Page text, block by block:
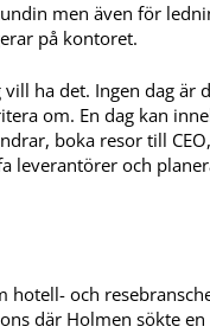
men även för
på kontoret.
ha det. Ingen dag är
om. En dag kan
boka resor till
leverantörer och
och
där Holmen sökte